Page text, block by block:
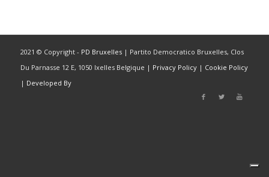
2021 © Copyright - PD Bruxelles| Partito Democratico Bruxelles, Clos
Du Parnasse 12 E, 1050 Ixelles Belgique | Privacy Policy| Cookie Policy
| Developed By